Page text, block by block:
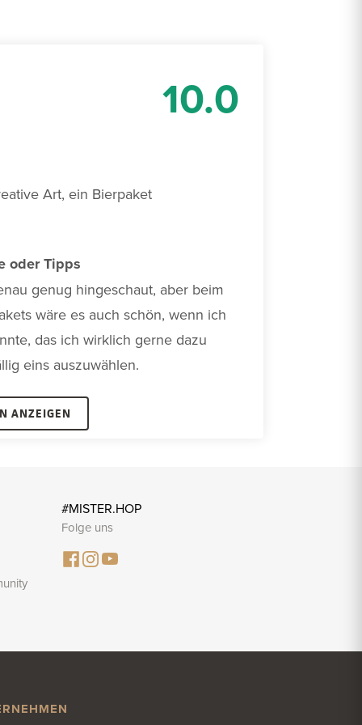
10.0
Art, ein Bierpaket
oder Tipps
genug hingeschaut, aber beim
wäre es auch schön, wenn ich
das ich wirklich gerne dazu
eins auszuwählen.
ANZEIGEN
#MISTER.HOP
Folge uns